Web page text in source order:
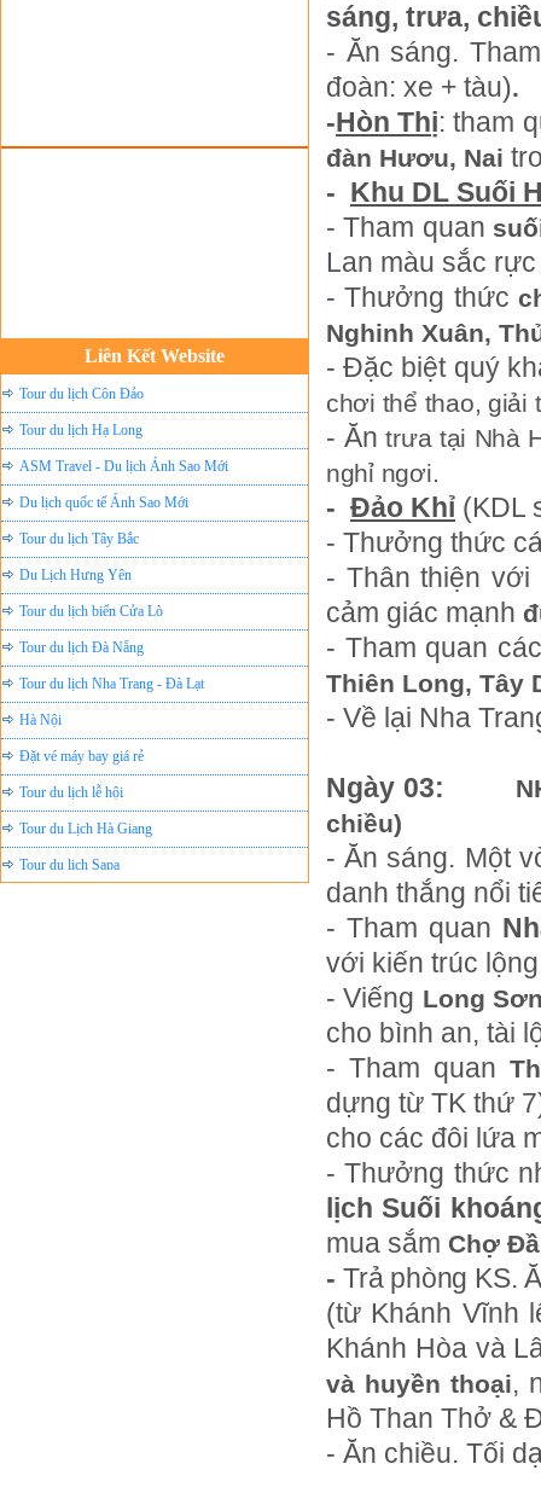
Liên Kết Website
Cho thuê xe du lịch Hà Nội
Tour du lịch Hạ Long
ASM Travel - Du lịch Ánh Sao Mới
Du lịch quốc tế Ánh Sao Mới
Tour du lịch Tây Bắc
Du Lịch Hưng Yên
Tour du lịch biển Cửa Lò
Tour du lịch Đà Nẵng
Tour du lịch Nha Trang - Đà Lạt
Đặt vé máy bay giá rẻ
Tour du lịch lễ hội
Tour du Lịch Hà Giang
Tour du lịch Sapa
sáng, trưa,
- Ăn sáng.
đoàn: xe + tàu).
-Hòn Thị: tham
đàn Hươu, Nai
- Khu DL Suối
- Tham quan
Lan màu sắc
- Thưởng thức
Nghinh Xuân,
-Đặc biệt quý
chơi thể thao, giải
- Ăntrưa tại Nhà
nghỉ ngơi.
- Đảo Khỉ (KDL
- Thưởng thức
- Thân thiện với
cảm giác mạnh
- Tham quan
Thiên Long, Tây
- Về lại Nha
Ngày 03:
chiều)
- Ăn sáng. Một
danh thắng nổi
- Tham quan
với kiến trúc
- Viếng Long
cho bình an, tài
- Tham quan
dựng từ TK thứ
cho các đôi lứa
- Thưởng thức
lịch Suối
mua sắm Chợ
-Trả phòng KS.
(từ Khánh Vĩnh
Khánh Hòa và
và huyền thoại,
Hồ Than Thở &
- Ăn chiều. Tối